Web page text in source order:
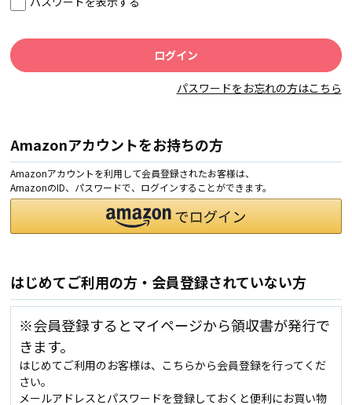
パスワードをお忘れの方はこちら
Amazonアカウントをお持ちの方
Amazonアカウントを利用して会員登録されたお客様は、
AmazonのID、パスワードで、ログインすることができます。
はじめてご利用の方・会員登録されていない方
※会員登録するとマイページから領収書が発行で
きます。
はじめてご利用のお客様は、こちらから会員登録を行ってくだ
さい。
メールアドレスとパスワードを登録しておくと便利にお買い物